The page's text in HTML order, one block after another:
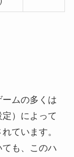
ムの多くは
）によって
ています。
も、このハ